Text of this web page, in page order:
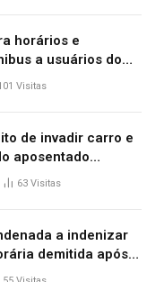
horários e
a usuários do
de Palmas; confira
Visitas
de invadir carro e
aposentado
no trânsito
63 Visitas
a indenizar
demitida após